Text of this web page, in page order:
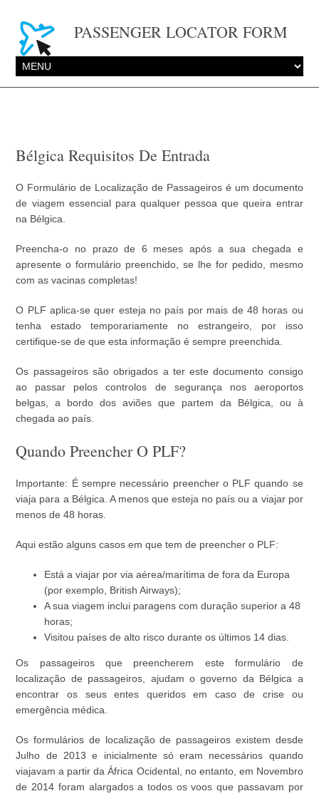
PASSENGER LOCATOR FORM
Bélgica Requisitos De Entrada
O Formulário de Localização de Passageiros é um documento
de viagem essencial para qualquer pessoa que queira entrar
na Bélgica.
Preencha-o no prazo de 6 meses após a sua chegada e
apresente o formulário preenchido, se lhe for pedido, mesmo
com as vacinas completas!
O PLF aplica-se quer esteja no país por mais de 48 horas ou
tenha estado temporariamente no estrangeiro, por isso
certifique-se de que esta informação é sempre preenchida.
Os passageiros são obrigados a ter este documento consigo
ao passar pelos controlos de segurança nos aeroportos
belgas, a bordo dos aviões que partem da Bélgica, ou à
chegada ao país.
Quando Preencher O PLF?
Importante: É sempre necessário preencher o PLF quando se
viaja para a Bélgica. A menos que esteja no país ou a viajar por
menos de 48 horas.
Aqui estão alguns casos em que tem de preencher o PLF:
Está a viajar por via aérea/marítima de fora da Europa
(por exemplo, British Airways);
A sua viagem inclui paragens com duração superior a 48
horas;
Visitou países de alto risco durante os últimos 14 dias.
Os passageiros que preencherem este formulário de
localização de passageiros, ajudam o governo da Bélgica a
encontrar os seus entes queridos em caso de crise ou
emergência médica.
Os formulários de localização de passageiros existem desde
Julho de 2013 e inicialmente só eram necessários quando
viajavam a partir da África Ocidental, no entanto, em Novembro
de 2014 foram alargados a todos os voos que passavam por